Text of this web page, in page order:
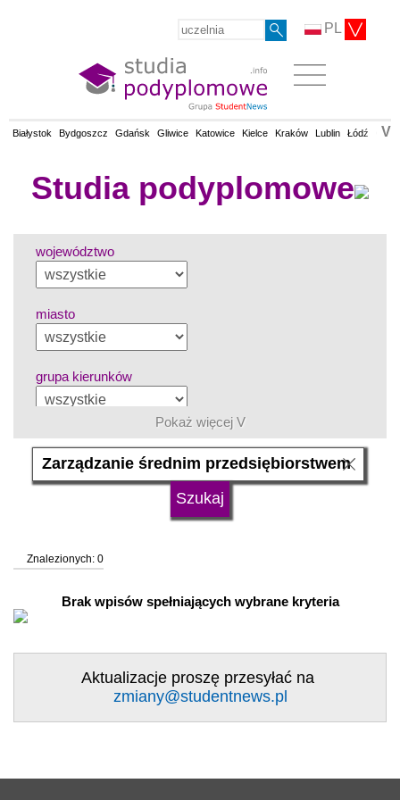
PL
Białystok Bydgoszcz Gdańsk Gliwice Katowice Kielce Kraków Lublin Łódź V
Studia podyplomowe
województwo
miasto
grupa kierunków
język
status uczelni
Pokaż więcej V
Znalezionych: 0
Brak wpisów spełniających wybrane kryteria
Aktualizacje proszę przesyłać na
zmiany@studentnews.pl